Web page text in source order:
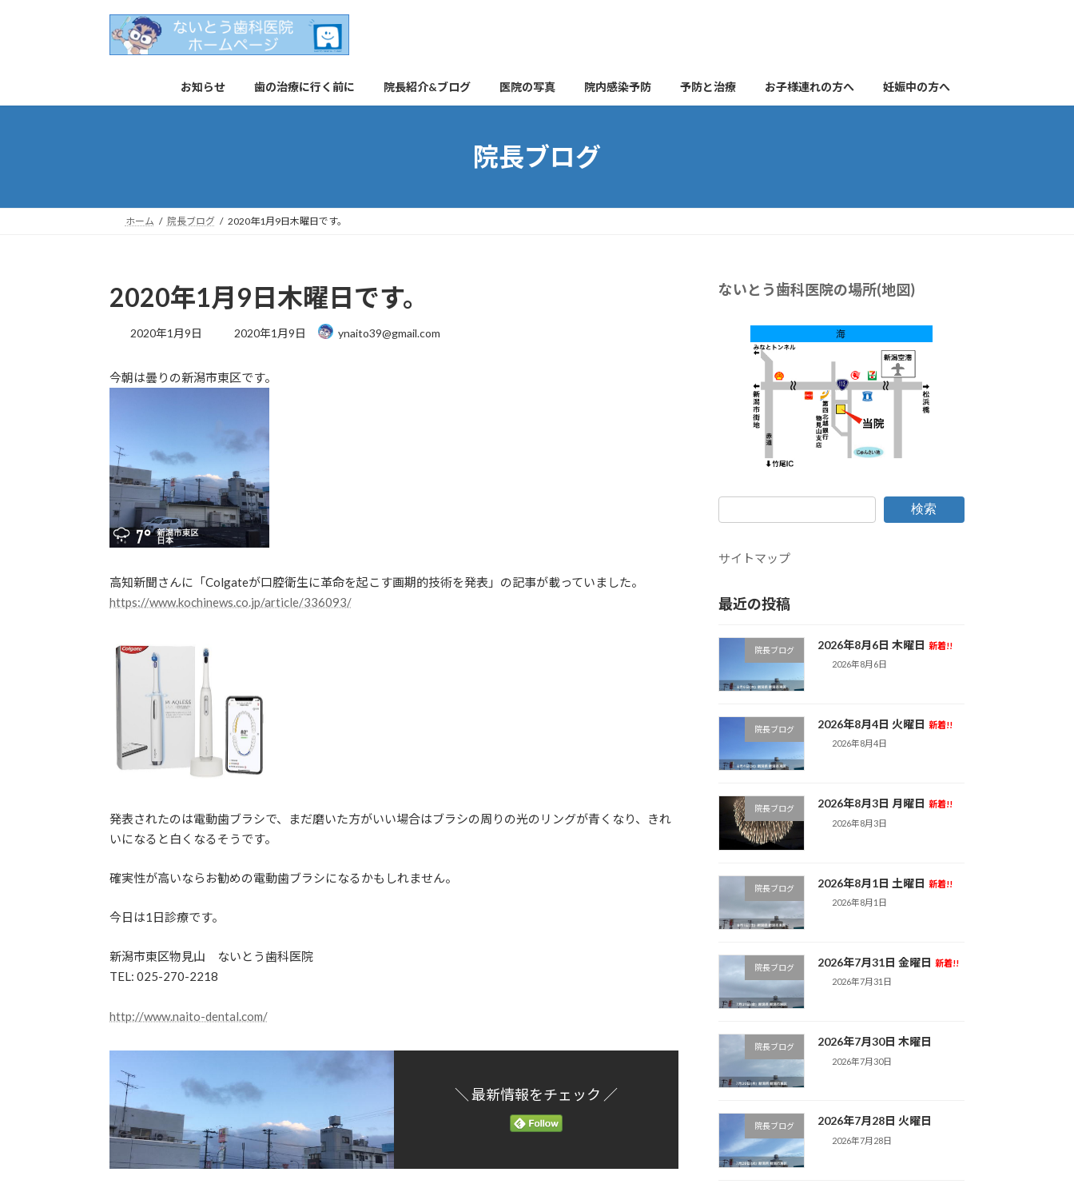
へ
ョ
お知らせ 歯の治療に行く前に 院長紹介&ブログ 医院の写真 院内感染予防 予防と治療 お子様連れの方へ 妊娠中の方へ
院長ブログ
ホーム 院長ブログ 2020年1月9日木曜日です。
2020年1月9日木曜日です。
2020年1月9日
最
新
2020年1月9日 ynaito39@gmail.com
今朝は曇りの新潟市東区です。
高知新聞さんに「Colgateが口腔衛生に革命を起こす画期的技術を発表」の記事が載っていました。
https://www.kochinews.co.jp/article/336093/
発表されたのは電動歯ブラシで、まだ磨いた方がいい場合はブラシの周りの光のリングが青くなり、きれ
いになると白くなるそうです。
確実性が高いならお勧めの電動歯ブラシになるかもしれません。
今日は1日診療です。
新潟市東区物見山 ないとう歯科医院
TEL: 025-270-2218
http://www.naito-dental.com/
＼ 最新情報をチェック ／
ないとう歯科医院の場所(地図)
検索
サイトマップ
最近の投稿
院長ブログ 2026年8月6日 木曜日 新着!!
2026年8月6日
院長ブログ 2026年8月4日 火曜日 新着!!
2026年8月4日
院長ブログ 2026年8月3日 月曜日 新着!!
2026年8月3日
院長ブログ 2026年8月1日 土曜日 新着!!
2026年8月1日
院長ブログ 2026年7月31日 金曜日 新着!!
2026年7月31日
院長ブログ 2026年7月30日 木曜日
2026年7月30日
院長ブログ 2026年7月28日 火曜日
2026年7月28日